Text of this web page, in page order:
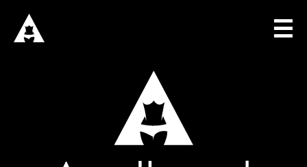
☰
CAPACITACIÓN QUIRÚRGICA